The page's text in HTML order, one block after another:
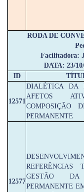
RODA DE
Facilitadora:
DATA: 23/
ID
12571
DIALÉTICA DA
AFETOS
COMPOSIÇÃO
PERMANENTE
12577
REFERÊNCIAS
GESTÃO DA
PERMANENTE